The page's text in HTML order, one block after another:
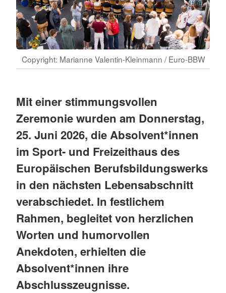
Copyright: Marianne Valentin-Kleinmann / Euro-BBW
Mit einer stimmungsvollen
Zeremonie wurden am Donnerstag,
25. Juni 2026, die Absolvent*innen
im Sport- und Freizeithaus des
Europäischen Berufsbildungswerks
in den nächsten Lebensabschnitt
verabschiedet. In festlichem
Rahmen, begleitet von herzlichen
Worten und humorvollen
Anekdoten, erhielten die
Absolvent*innen ihre
Abschlusszeugnisse.